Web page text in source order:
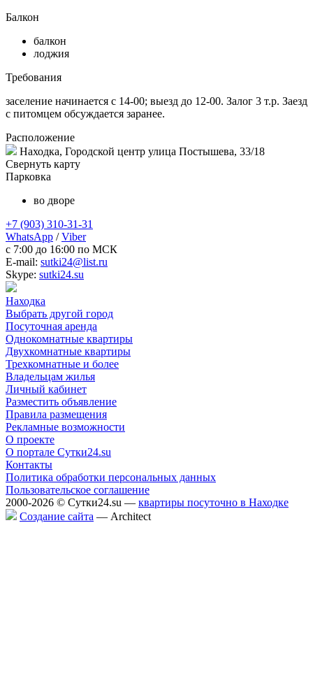
Балкон
балкон
лоджия
Требования
заселение начинается с 14-00; выезд до 12-00. Залог 3 т.р. Заезд
с питомцем обсуждается заранее.
Расположение
Находка, Городской центр улица Постышева, 33/18
Свернуть карту
Парковка
во дворе
+7 (903) 310-31-31
WhatsApp /Viber
c 7:00 до 16:00 по МСК
E-mail: sutki24@list.ru
Skype: sutki24.su
Находка
Выбрать другой город
Посуточная аренда
Однокомнатные квартиры
Двухкомнатные квартиры
Трехкомнатные и более
Владельцам жилья
Личный кабинет
Разместить объявление
Правила размещения
Рекламные возможности
О проекте
О портале Сутки24.su
Контакты
Политика обработки персональных данных
Пользовательское соглашение
2000-2026 © Сутки24.su — квартиры посуточно в Находке
Создание сайта — Аrchitect